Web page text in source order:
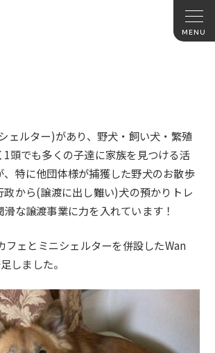
ェルター)があり、野犬 ・飼い犬 ・ 繁殖
1頭でも多くの子達に家族を見つける活
特に他団体様が捕獲した野犬のお散歩
政から(譲渡に出し難い)犬の預かりトレ
な譲渡事業に力を入れています！
フェとミニシェルターを併設したWan
しました。